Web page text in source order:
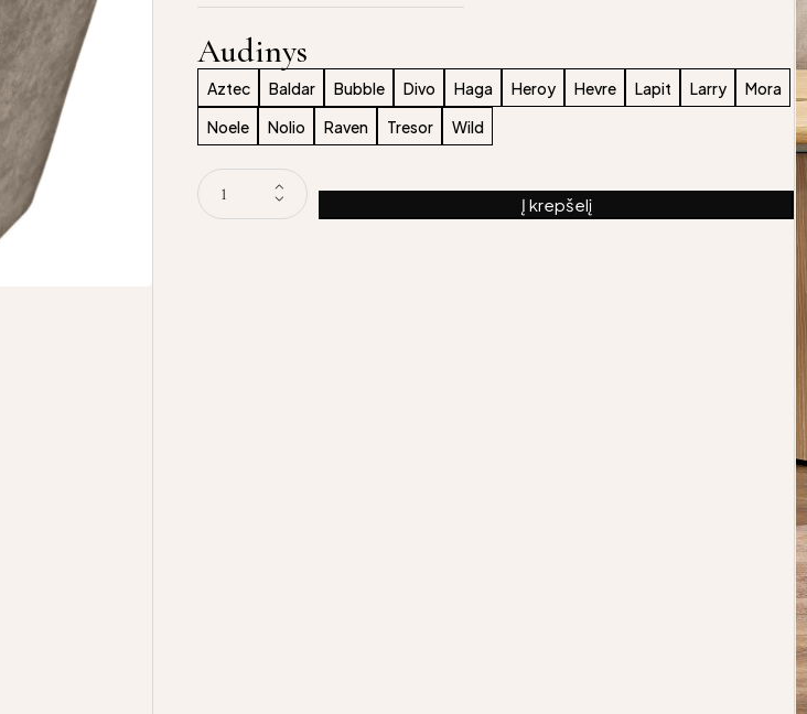
Audinys
Aztec Baldar Bubble Divo Haga Heroy Hevre Lapit Larry
Mora
Noele
Nolio Raven Tresor Wild
Į krepšelį